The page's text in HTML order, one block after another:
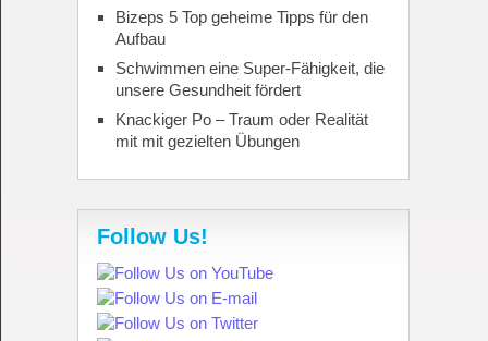
Bizeps 5 Top geheime Tipps für den
Aufbau
Schwimmen eine Super-Fähigkeit, die
unsere Gesundheit fördert
Knackiger Po – Traum oder Realität
mit mit gezielten Übungen
Follow Us!